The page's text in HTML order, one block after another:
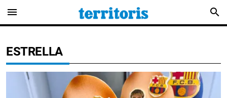
menu search
ESTRELLA